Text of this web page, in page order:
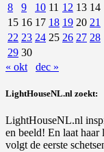
8
9 10 11 12 13 14
15 16 17 18 19 20 21
22 23 24 25 26 27 28
29 30
« okt
dec »
LightHouseNL.nl zoekt:
LightHouseNL.nl
en beeld! En laat
volgt de eerste